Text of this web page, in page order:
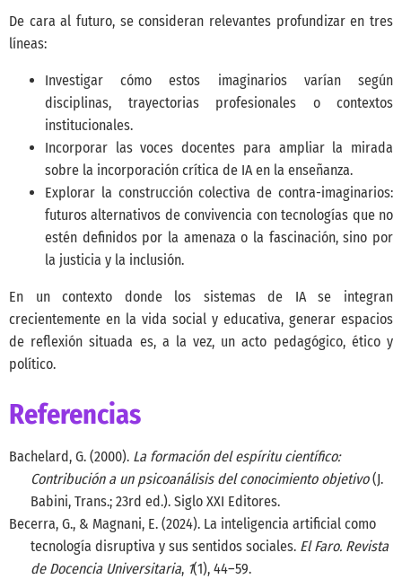
De cara al futuro, se consideran relevantes profundizar en tres
líneas:
Investigar cómo estos imaginarios varían según
disciplinas, trayectorias profesionales o contextos
institucionales.
Incorporar las voces docentes para ampliar la mirada
sobre la incorporación crítica de IA en la enseñanza.
Explorar la construcción colectiva de contra-imaginarios:
futuros alternativos de convivencia con tecnologías que no
estén definidos por la amenaza o la fascinación, sino por
la justicia y la inclusión.
En un contexto donde los sistemas de IA se integran
crecientemente en la vida social y educativa, generar espacios
de reflexión situada es, a la vez, un acto pedagógico, ético y
político.
Referencias
Bachelard, G. (2000). La formación del espíritu científico:
Contribución a un psicoanálisis del conocimiento objetivo(J.
Babini, Trans.; 23rd ed.). Siglo XXI Editores.
Becerra, G., & Magnani, E. (2024). La inteligencia artificial como
tecnología disruptiva y sus sentidos sociales. El Faro. Revista
de Docencia Universitaria, 1(1), 44–59.